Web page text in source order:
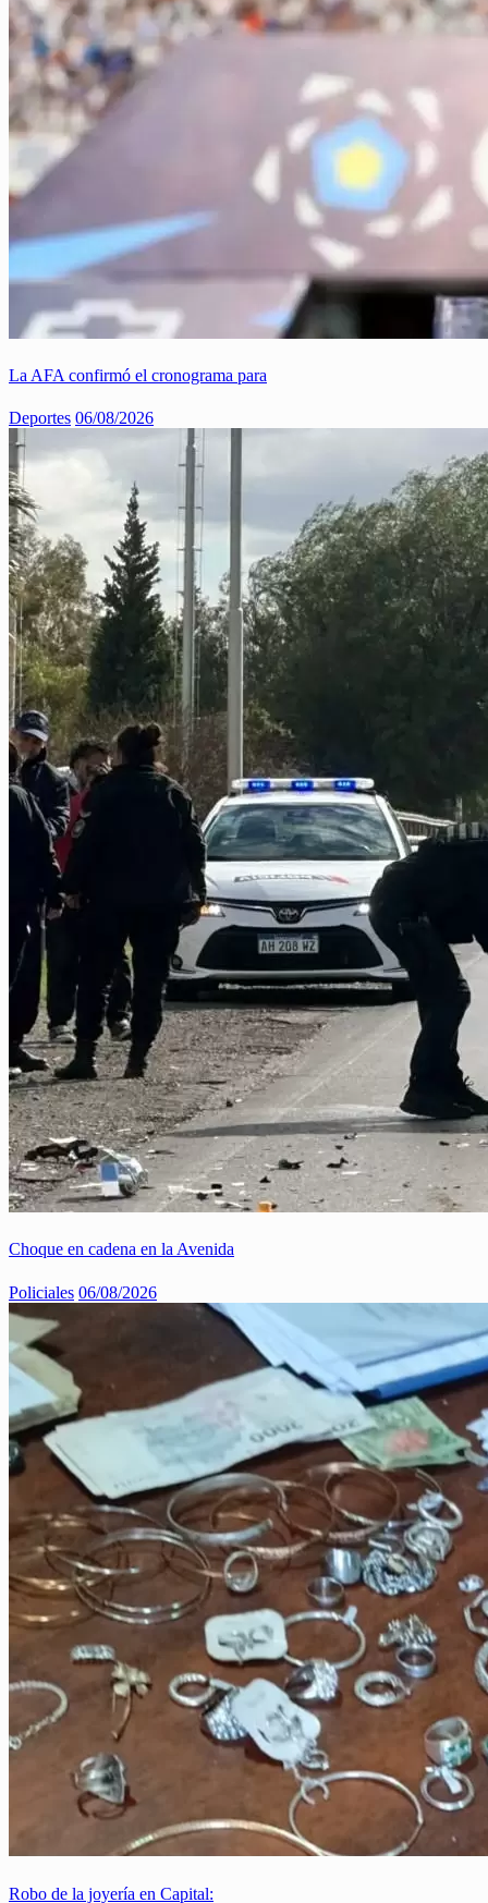
La AFA confirmó el cronograma para
Deportes 06/08/2026
Choque en cadena en la Avenida
Policiales 06/08/2026
Robo de la joyería en Capital: